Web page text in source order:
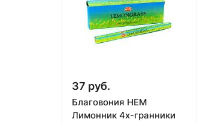
37 руб.
Благовония HEM
Лимонник 4х-гранники